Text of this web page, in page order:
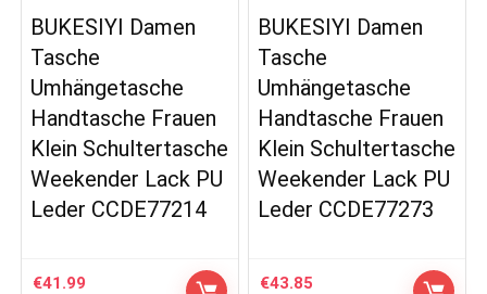
BUKESIYI Damen
Tasche
Umhängetasche
Handtasche Frauen
Klein Schultertasche
Weekender Lack PU
Leder CCDE77214
€41.99
BUKESIYI Damen
Tasche
Umhängetasche
Handtasche Frauen
Klein Schultertasche
Weekender Lack PU
Leder CCDE77273
€43.85